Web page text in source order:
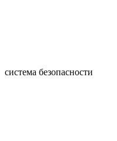
система безопасности